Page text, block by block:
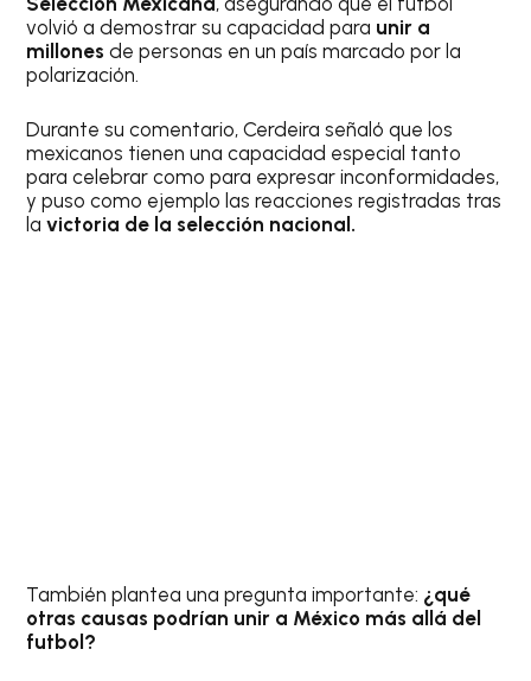
volvió a demostrar su capacidad para unir a
millones de personas en un país marcado por la
polarización.
Durante su comentario, Cerdeira señaló que los
mexicanos tienen una capacidad especial tanto
para celebrar como para expresar inconformidades,
y puso como ejemplo las reacciones registradas tras
lavictoria de la selección nacional.
También plantea una pregunta importante: ¿qué
otras causas podrían unir a México más allá del
futbol?